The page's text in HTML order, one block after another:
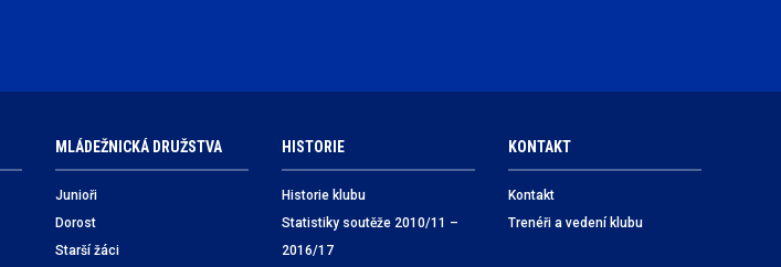
MLÁDEŽNICKÁ DRUŽSTVA
Junioři
Dorost
Starší žáci
HISTORIE
Historie klubu
Statistiky soutěže 2010/11 –
2016/17
KONTAKT
Kontakt
Trenéři a vedení klubu